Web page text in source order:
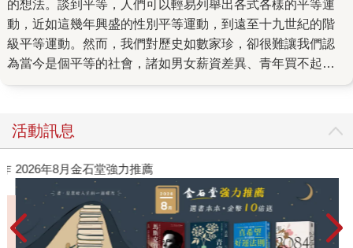
的想法。談到平等，人們可以輕易列舉出各式各樣的平等運
動，近如這幾年興盛的性別平等運動，到遠至十九世紀的階
級平等運動。然而，我們對歷史如數家珍，卻很難讓我們認
為當今是個平等的社會，諸如男女薪資差異、青年買不起房
平等的社會？ 然而，在《平等的反思》中，長年研究經濟不
平等的經濟學家皮凱提指出，或許我們應該將視角轉過來
看。舉例來說，我們都無法否認一百年以前的台灣，處在一
個更不平等的世界：政府是日本殖民政府、女性還得出嫁從
夫、原住民族被稱為「番」、階級差異難以透過教育翻轉。
當我們把視角退到百年前，我們將驚訝的發現，短短一百
年，不論是台灣還是世界，都經歷了人口爆炸、平均購買力
活動訊息
2026年8月金石堂強力推薦